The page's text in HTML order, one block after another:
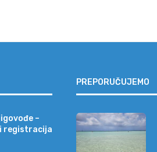
–
registracija
PREPORUČUJEMO